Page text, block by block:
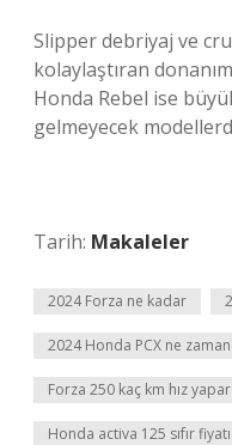
Slipper debriyaj ve
kolaylaştıran
Honda Rebel ise
gelmeyecek
Tarih: Makaleler
2024 Forza ne kadar
2024 Honda PCX ne
Forza 250 kaç km hız yapar
Honda activa 125 sıfır